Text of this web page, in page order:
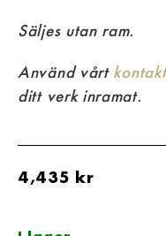
Säljes utan ram.
Använd vårt
ditt verk inramat.
4,435 kr